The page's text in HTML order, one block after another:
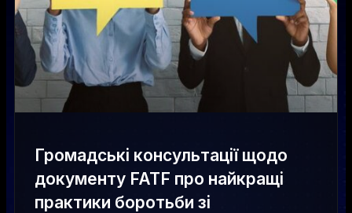
Громадські консультації щодо
документу FATF про найкращі
практики боротьби зі